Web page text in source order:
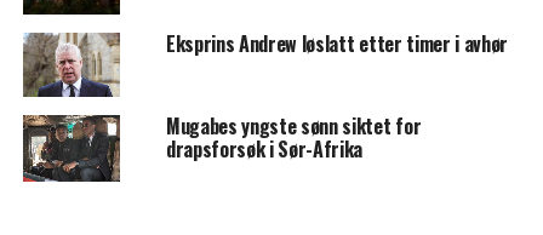
Eksprins Andrew løslatt etter timer i avhør
Mugabes yngste sønn siktet for
drapsforsøk i Sør-Afrika